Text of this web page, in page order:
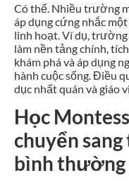
Có thể. Nhiều trường
áp dụng cứng nhắc
linh hoạt. Ví dụ, trường
làm nền tảng chính,
khám phá và áp dụng
hành cuộc sống. Điều
dục nhất quán và giáo
Học
chuyển
bình thường